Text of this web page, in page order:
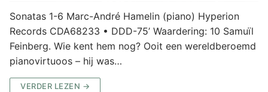
Sonatas 1-6 Marc-André Hamelin (piano) Hyperion
Records CDA68233 • DDD-75’ Waardering: 10 Samuïl
Feinberg. Wie kent hem nog? Ooit een wereldberoemd
pianovirtuoos – hij was…
VERDER LEZEN →